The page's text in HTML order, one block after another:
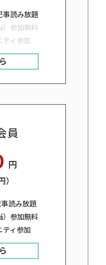
読み放題
参加無料
ティ参加
員
円
）
読み放題
参加無料
ティ参加